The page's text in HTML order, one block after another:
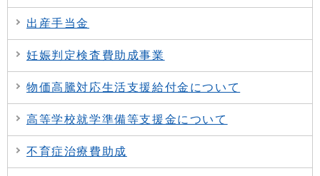
出産手当金
妊娠判定検査費助成事業
物価高騰対応生活支援給付金について
高等学校就学準備等支援金について
不育症治療費助成